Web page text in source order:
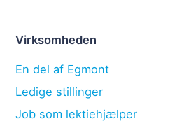
Virksomheden
En del af Egmont
Ledige stillinger
Job som lektiehjælper